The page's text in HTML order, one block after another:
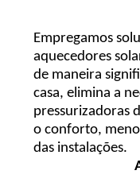
Empregamos
aquecedores
de maneira
casa, elimina a
pressurizadoras
o conforto,
das instalações.